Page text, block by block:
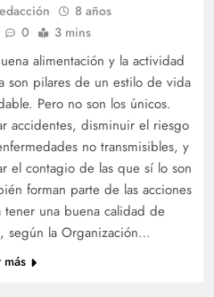
8 años
0 3 mins
alimentación y la actividad
son pilares de un estilo de vida
Pero no son los únicos.
accidentes, disminuir el riesgo
no transmisibles, y
el contagio de las que sí lo son
forman parte de las acciones
tener una buena calidad de
según la Organización…
más